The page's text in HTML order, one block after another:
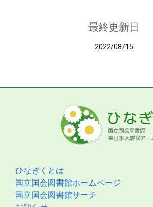
最終更新日
2022/08/15
ひなぎくとは
国立国会図書館ホームページ
国立国会図書館サーチ